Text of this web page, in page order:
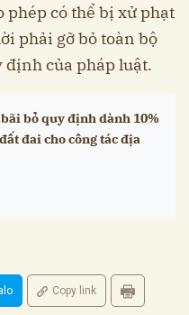
phép có thể bị xử phạt
phải gỡ bỏ toàn bộ
của pháp luật.
bỏ quy định dành 10%
đai cho công tác địa
Copy link